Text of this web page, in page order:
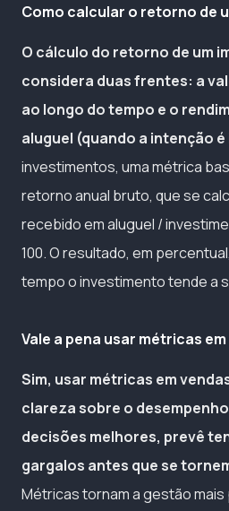
Como calcular o retorno de
O cálculo do retorno de um
considera duas frentes: a
ao longo do tempo e o
aluguel (quando a intenção
investimentos, uma métrica
retorno anual bruto, que se
recebido em aluguel /
100. O resultado, em
tempo o investimento tende a
Vale a pena usar métricas
Sim, usar métricas em
clareza sobre o
decisões melhores, prevê
gargalos antes que se
Métricas tornam a gestão